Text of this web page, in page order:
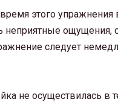
этого упражнения
неприятные ощущения,
следует
не осуществилась в